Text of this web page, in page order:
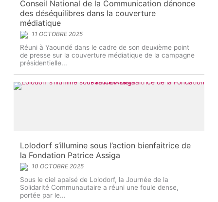
Conseil National de la Communication dénonce
des déséquilibres dans la couverture
médiatique
11 OCTOBRE 2025
Réuni à Yaoundé dans le cadre de son deuxième point
de presse sur la couverture médiatique de la campagne
présidentielle...
Lolodorf s’illumine sous l’action bienfaitrice de
la Fondation Patrice Assiga
10 OCTOBRE 2025
Sous le ciel apaisé de Lolodorf, la Journée de la
Solidarité Communautaire a réuni une foule dense,
portée par le...